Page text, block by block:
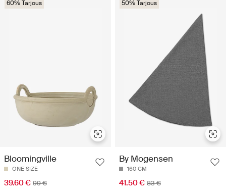
60% Tarjous
Bloomingville
ONE SIZE
39.60 € 99 €
50% Tarjous
By Mogensen
160 CM
41.50 € 83 €